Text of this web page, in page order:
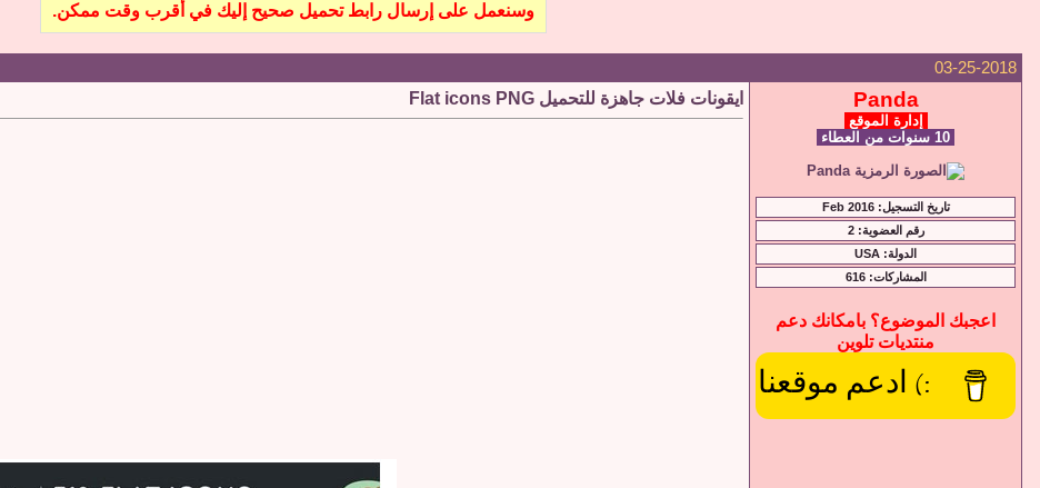
وسنعمل على إرسال رابط تحميل صحيح إليك في أقرب وقت ممكن.
03-25-2018
Panda
إدارة الموقع
تاريخ التسجيل: Feb 2016
رقم العضوية: 2
الدولة: USA
المشاركات: 616
اعجبك الموضوع؟ بامكانك دعم
منتديات تلوين
:) ادعم موقعنا
ايقونات فلات جاهزة للتحميل Flat icons PNG